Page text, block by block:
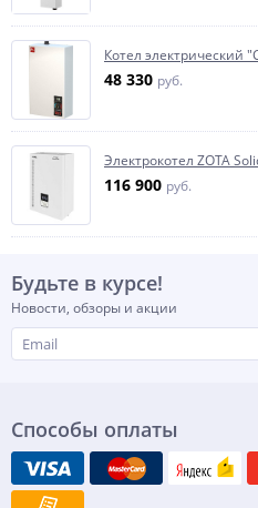
Котел электрический
48 330 руб.
Электрокотел ZOTA
116 900 руб.
Будьте в курсе!
Новости, обзоры и акции
Способы оплаты